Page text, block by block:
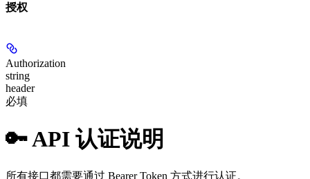
授权
Authorization
string
header
必填
🔑 API 认证说明
所有接口都需要通过 Bearer Token 方式进行认证。